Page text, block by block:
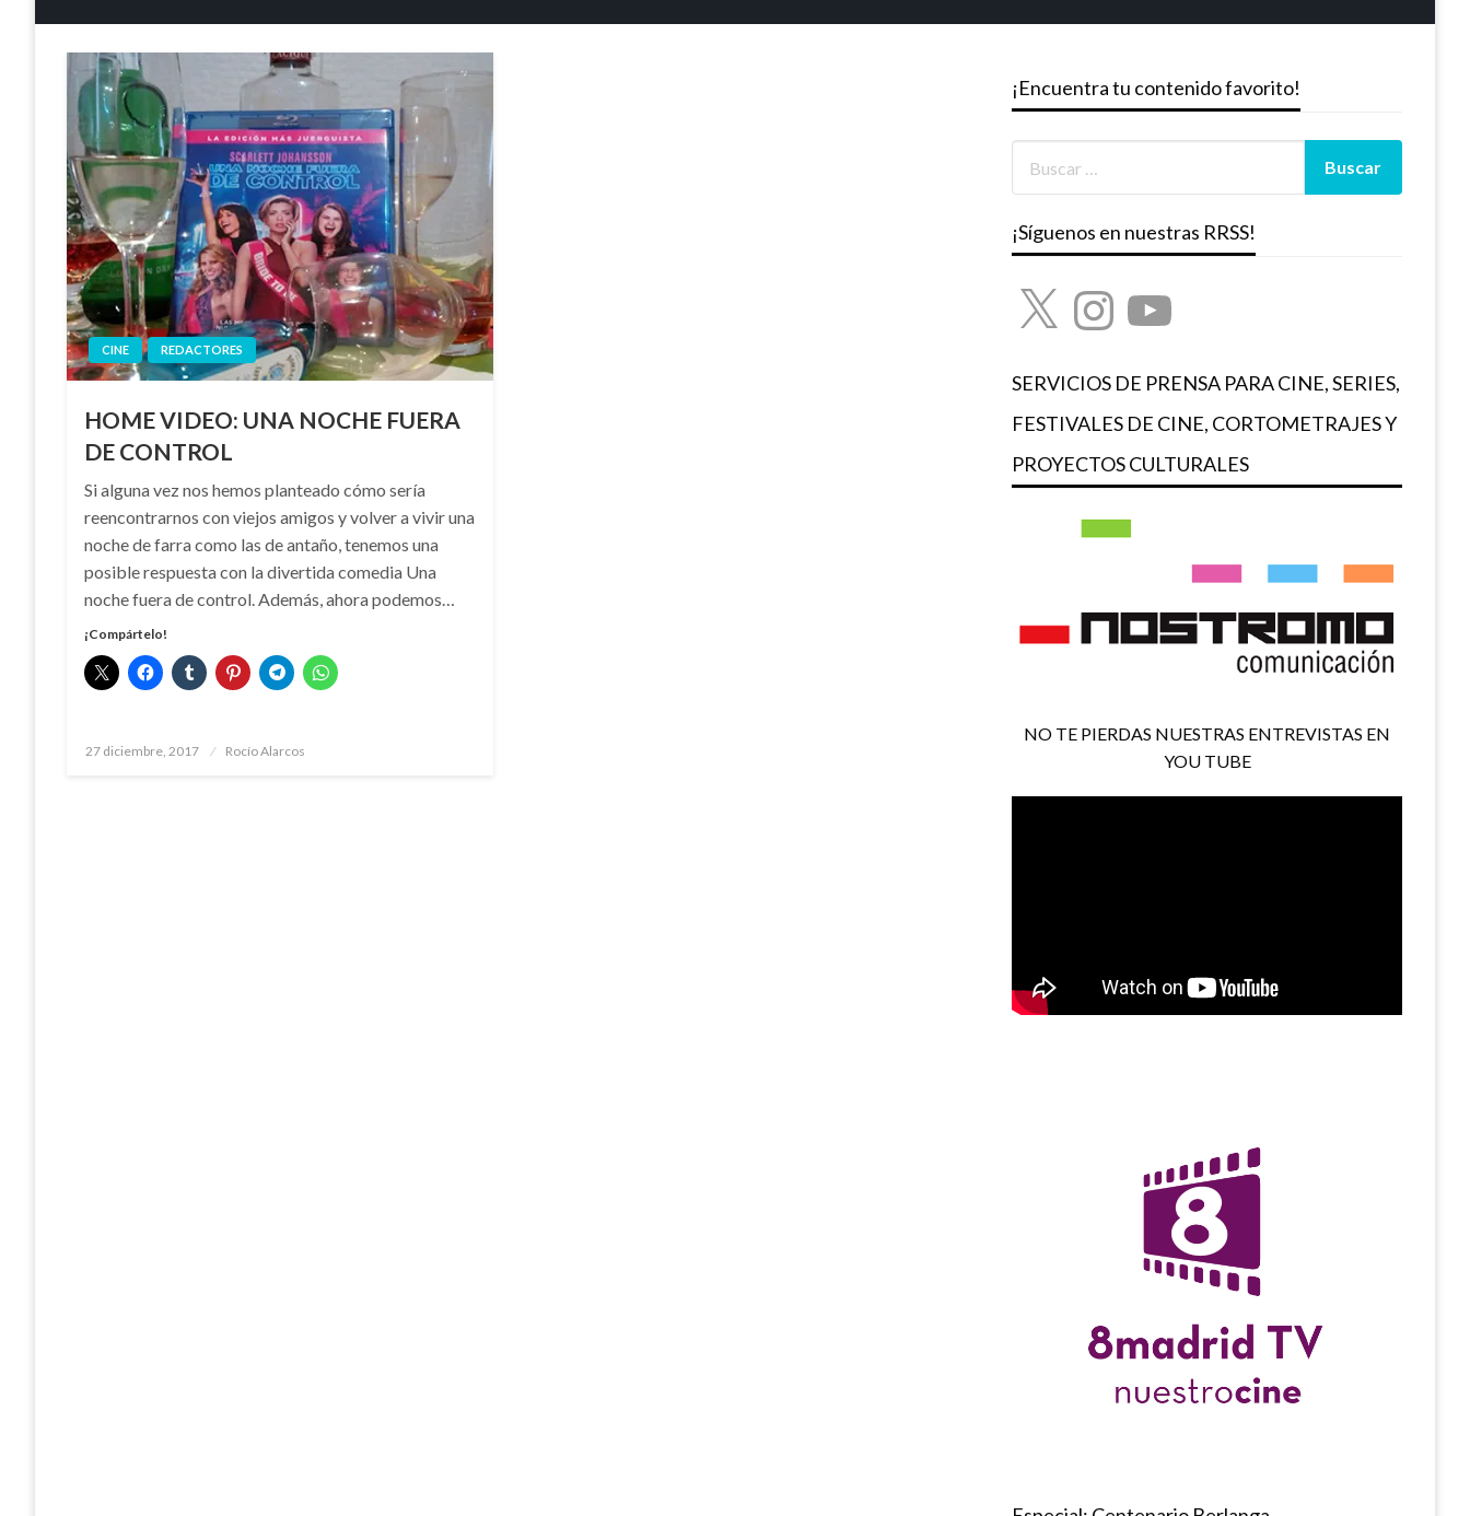
CINE REDACTORES
HOME VIDEO: UNA NOCHE FUERA
DE CONTROL
Si alguna vez nos hemos planteado cómo sería
reencontrarnos con viejos amigos y volver a vivir una
noche de farra como las de antaño, tenemos una
posible respuesta con la divertida comedia Una
noche fuera de control. Además, ahora podemos…
¡Compártelo!
Publicado
27 diciembre, 2017 Rocío Alarcos
¡Encuentra tu contenido favorito!
¡Síguenos en nuestras RRSS!
X InstagramYouTube
SERVICIOS DE PRENSA PARA CINE, SERIES,
FESTIVALES DE CINE, CORTOMETRAJES Y
PROYECTOS CULTURALES
NO TE PIERDAS NUESTRAS ENTREVISTAS EN
YOU TUBE